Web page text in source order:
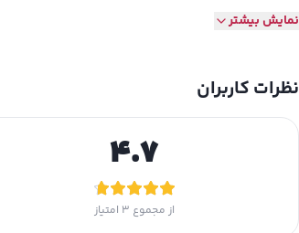
التهاب؛ ضد
بین برنده بوی
نمایش بیشتر
نظرات کاربران
4.7
از مجموع 3 امتیاز